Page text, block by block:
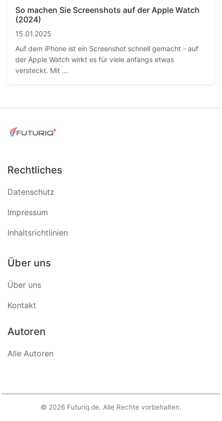
So machen Sie Screenshots auf der Apple Watch
(2024)
15.01.2025
Auf dem iPhone ist ein Screenshot schnell gemacht - auf
der Apple Watch wirkt es für viele anfangs etwas
versteckt. Mit ...
Rechtliches
Datenschutz
Impressum
Inhaltsrichtlinien
Über uns
Über uns
Kontakt
Autoren
Alle Autoren
© 2026 Futuriq.de. Alle Rechte vorbehalten.